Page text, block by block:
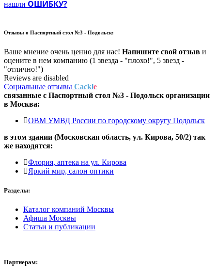
нашли ОШИБКУ?
Отзывы о Паспортный стол №3 - Подольск:
Ваше мнение очень ценно для нас! Напишите свой отзыв и
оцените в нем компанию (1 звезда - "плохо!", 5 звезд -
"отлично!")
Reviews are disabled
Социальные отзывы Cackle
связанные с Паспортный стол №3 - Подольскорганизации
в Москва:
ОВМ УМВД России по городскому округу Подольск
в этом здании (Московская область, ул. Кирова, 50/2) так
же находятся:
Флория, аптека на ул. Кирова
Яркий мир, салон оптики
Разделы:
Каталог компаний Москвы
Афиша Москвы
Статьи и публикации
Партнерам: